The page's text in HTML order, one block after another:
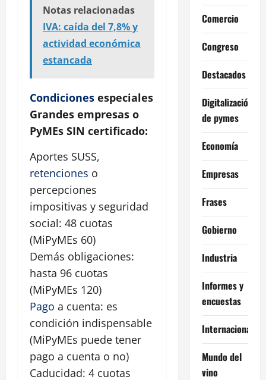
Notas relacionadas
IVA: caída del 7,8% y
actividad económica
estancada
Condiciones especiales
Grandes empresas o
PyMEs SIN certificado:
Aportes SUSS,
retenciones o
percepciones
impositivas y seguridad
social: 48 cuotas
(MiPyMEs 60)
Demás obligaciones:
hasta 96 cuotas
(MiPyMEs 120)
Pago a cuenta: es
condición indispensable
(MiPyMEs puede tener
pago a cuenta o no)
Caducidad: 4 cuotas
Comercio
Congreso
Destacados
Digitalización
de pymes
Economía
Empresas
Frases
Gobierno
Industria
Informes y
encuestas
Internacional
Mundo del
vino